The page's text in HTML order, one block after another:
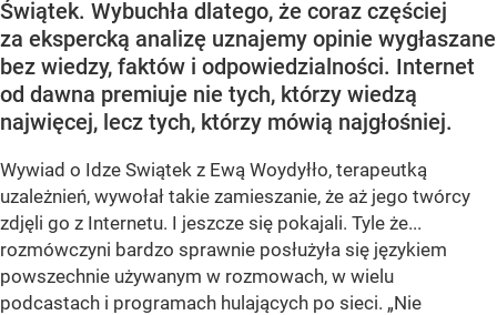
Świątek. Wybuchła dlatego, że coraz częściej
za ekspercką analizę uznajemy opinie wygłaszane
bez wiedzy, faktów i odpowiedzialności. Internet
od dawna premiuje nie tych, którzy wiedzą
najwięcej, lecz tych, którzy mówią najgłośniej.
Wywiad o Idze Swiątek z Ewą Woydyłło, terapeutką
uzależnień, wywołał takie zamieszanie, że aż jego twórcy
zdjęli go z Internetu. I jeszcze się pokajali. Tyle że...
rozmówczyni bardzo sprawnie posłużyła się językiem
powszechnie używanym w rozmowach, w wielu
podcastach i programach hulających po sieci. „Nie